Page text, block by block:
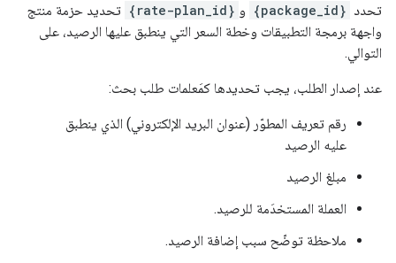
تحدد {package_id} و {rate-plan_id} تحديد حزمة منتج
واجهة برمجة التطبيقات وخطة السعر التي ينطبق عليها الرصيد، على
التوالي.
عند إصدار الطلب، يجب تحديدها كمَعلمات طلب بحث:
رقم تعريف المطوّر (عنوان البريد الإلكتروني) الذي ينطبق
عليه الرصيد
مبلغ الرصيد
العملة المستخدَمة للرصيد.
ملاحظة توضّح سبب إضافة الرصيد.